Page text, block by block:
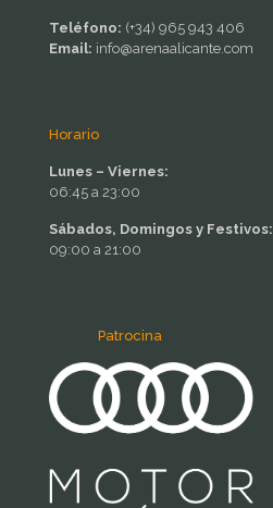
Teléfono: (+34) 965 943 406
Email: info@arenaalicante.com
Horario
Lunes – Viernes:
06:45 a 23:00
Sábados, Domingos y Festivos:
09:00 a 21:00
Patrocina